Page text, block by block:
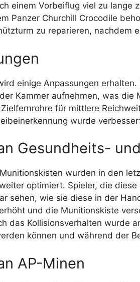
einem Vorbeiflug viel zu lange
Panzer Churchill Crocodile
zu reparieren, nachdem
einige Anpassungen
Kammer aufnehmen, was die
für mittlere
wurde
Gesundheits-
wurden in den
optimiert. Spieler, die
sehen, wie sie diese in der
und die Munitionskiste
das Kollisionsverhalten wurde
können und während der
AP-Minen